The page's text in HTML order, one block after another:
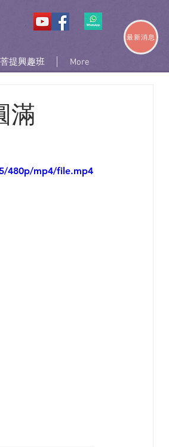
菩提興趣班 More
最新消息
滿
480p/mp4/file.mp4